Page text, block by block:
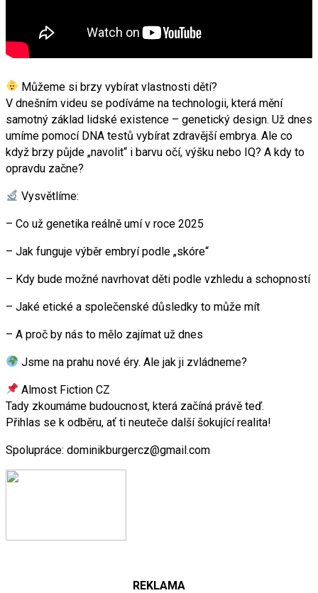
Můžeme si brzy vybírat vlastnosti dětí?
V dnešním videu se podíváme na technologii, která mění
samotný základ lidské existence – genetický design. Už dnes
umíme pomocí DNA testů vybírat zdravější embrya. Ale co
když brzy půjde „navolit“ i barvu očí, výšku nebo IQ? A kdy to
opravdu začne?
Vysvětlíme:
– Co už genetika reálně umí v roce 2025
– Jak funguje výběr embryí podle „skóre“
– Kdy bude možné navrhovat děti podle vzhledu a schopností
– Jaké etické a společenské důsledky to může mít
– A proč by nás to mělo zajímat už dnes
Jsme na prahu nové éry. Ale jak ji zvládneme?
Almost Fiction CZ
Tady zkoumáme budoucnost, která začíná právě teď.
Přihlas se k odběru, ať ti neuteče další šokující realita!
Spolupráce: dominikburgercz@gmail.com
REKLAMA